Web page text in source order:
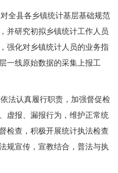
全县各乡镇统计基层基础规范
并研究初拟乡镇统计工作人员
强化对乡镇统计人员的业务指
一线原始数据的采集上报工
法认真履行职责，加强督促检
虚报、漏报行为，维护正常统
检查，积极开展统计执法检查
规宣传，宣教结合，普法与执